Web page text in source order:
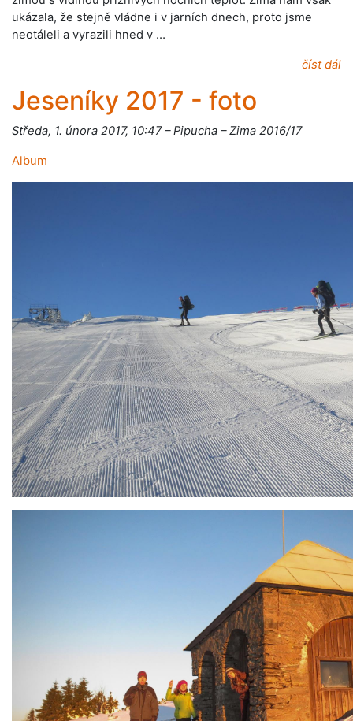
ukázala, že stejně vládne i v jarních dnech, proto jsme
neotáleli a vyrazili hned v …
číst dál
Jeseníky 2017 - foto
Středa, 1. února 2017, 10:47 – Pipucha – Zima 2016/17
Album